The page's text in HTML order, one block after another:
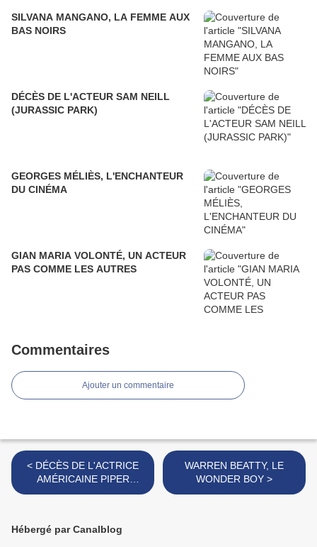
SILVANA MANGANO, LA FEMME AUX
BAS NOIRS
DÉCÈS DE L'ACTEUR SAM NEILL
(JURASSIC PARK)
GEORGES MÉLIÈS, L'ENCHANTEUR
DU CINÉMA
GIAN MARIA VOLONTÉ, UN ACTEUR
PAS COMME LES AUTRES
Commentaires
Ajouter un commentaire
< DÉCÈS DE L'ACTRICE
AMÉRICAINE PIPER
LAURIE
WARREN BEATTY, LE
WONDER BOY >
Hébergé par Canalblog